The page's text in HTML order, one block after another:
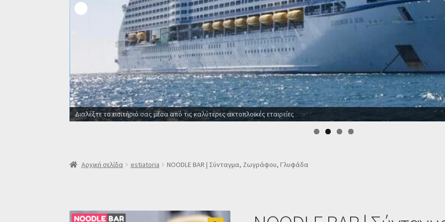
Οι καλύτερες προσφορές σε ξενοδοχεία για όλο το χρόνο
Αρχική σελίδα estiatoria NOODLE BAR | Σύνταγμα, Ζωγράφου, Γλυφάδα